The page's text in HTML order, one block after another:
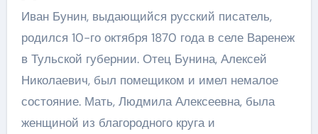
Иван Бунин, выдающийся русский писатель,
родился 10-го октября 1870 года в селе Варенеж
в Тульской губернии. Отец Бунина, Алексей
Николаевич, был помещиком и имел немалое
состояние. Мать, Людмила Алексеевна, была
женщиной из благородного круга и